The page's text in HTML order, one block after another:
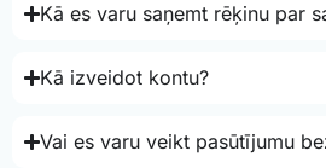
Kā es varu saņemt rēķinu par
Kā izveidot kontu?
Vai es varu veikt pasūtījumu